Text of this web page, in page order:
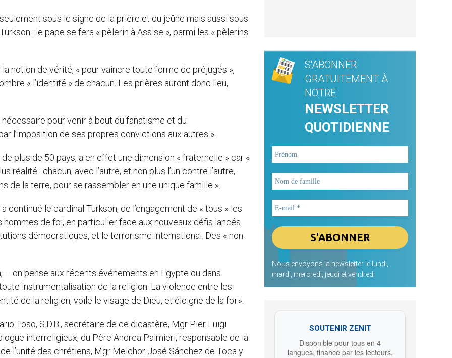
sous le signe de la prière et du jeûne mais aussi sous
: le pape se fera « pèlerin à Assise », parmi les « pèlerins
notion de vérité, « pour vaincre toute forme de préjugés »,
« l’identité » de chacun. Les prières auront donc lieu,
pour venir à bout du fanatisme et du
l’imposition de ses propres convictions aux autres ».
plus de 50 pays, a en effet une dimension « fraternelle » car «
réalité : chacun, avec l’autre, et non plus l’un contre l’autre,
de la terre, pour se rassembler en une unique famille ».
continué le cardinal Turkson, de l’engagement de « tous » les
de foi, en particulier face aux nouveaux défis lancés
démocratiques, et le terrorisme international. Des « non-
– on pense aux récents événements en Egypte ou dans
instrumentalisation de la religion. La violence entre les
de la religion, voile le visage de Dieu, et éloigne de la foi ».
Toso, S.D.B., secrétaire de ce dicastère, Mgr Pier Luigi
interreligieux, du Père Andrea Palmieri, responsable de la
l’unité des chrétiens, Mgr Melchor José Sánchez de Toca y
S'ABONNER
GRATUITEMENT À
NOTRE
NEWSLETTER
QUOTIDIENNE
Nous envoyons la newsletter le lundi,
mardi, mercredi, jeudi et vendredi
SOUTENIR ZENIT
Disponible pour tous en 4
langues, financé par les lecteurs.